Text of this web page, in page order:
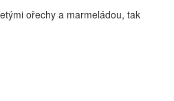
ořechy a marmeládou, tak